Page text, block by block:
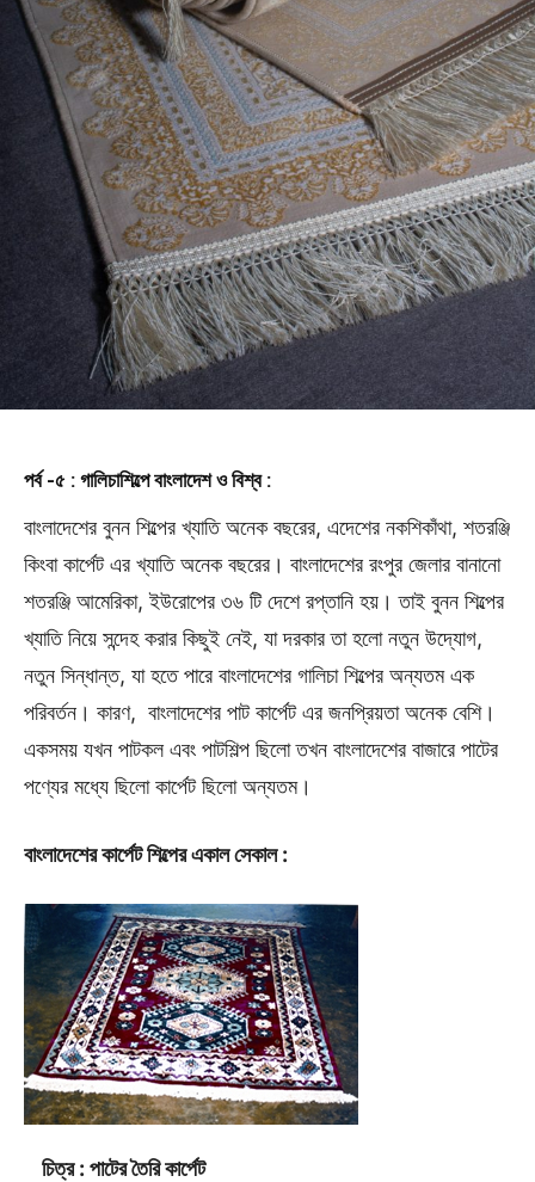
পর্ব -৫ : গালিচাশিল্পে বাংলাদেশ ও বিশ্ব :
বাংলাদেশের বুনন শিল্পের খ্যাতি অনেক বছরের, এদেশের নকশিকাঁথা, শতরঞ্জি
কিংবা কার্পেট এর খ্যাতি অনেক বছরের। বাংলাদেশের রংপুর জেলার বানানো
শতরঞ্জি আমেরিকা, ইউরোপের ৩৬ টি দেশে রপ্তানি হয়। তাই বুনন শিল্পের
খ্যাতি নিয়ে সন্দেহ করার কিছুই নেই, যা দরকার তা হলো নতুন উদ্যোগ,
নতুন সিন্ধান্ত, যা হতে পারে বাংলাদেশের গালিচা শিল্পের অন্যতম এক
পরিবর্তন। কারণ, বাংলাদেশের পাট কার্পেট এর জনপ্রিয়তা অনেক বেশি।
একসময় যখন পাটকল এবং পাটশিল্প ছিলো তখন বাংলাদেশের বাজারে পাটের
পণ্যের মধ্যে ছিলো কার্পেট ছিলো অন্যতম।
বাংলাদেশের কার্পেট শিল্পের একাল সেকাল :
চিত্র : পাটের তৈরি কার্পেট